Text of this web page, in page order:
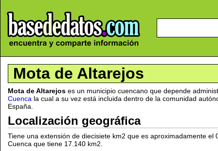
Mota de Altarejos
Mota de Altarejos es un municipio cuencano que depende
Cuenca la cual a su vez está incluida dentro de la comunidad
España.
Localización geográfica
Tiene una extensión de diecisiete km2 que es aproximadamente el
Cuenca que tiene 17.140 km2.